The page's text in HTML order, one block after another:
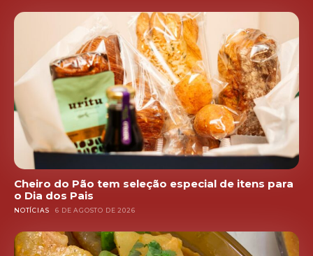
Cheiro do Pão tem seleção especial de itens para
o Dia dos Pais
NOTÍCIAS 6 DE AGOSTO DE 2026